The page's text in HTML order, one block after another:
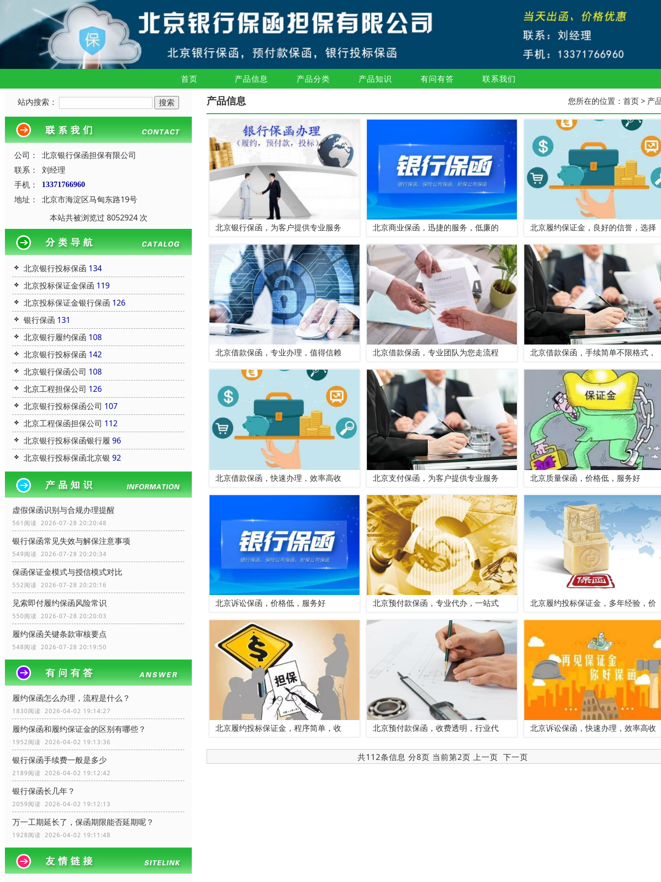
首页 产品信息 产品分类 产品知识 有问有答 联系我们
站内搜索：
公司：
北京银行保函担保有限公司
联系：
刘经理
手机：
13371766960
地址：
北京市海淀区马甸东路19号
本站共被浏览过 8052924 次
北京银行投标保函 134
北京投标保证金保函 119
北京投标保证金银行保函 126
银行保函 131
北京银行履约保函 108
北京银行投标保函 142
北京银行保函公司 108
北京工程担保公司 126
北京银行投标保函公司 107
北京工程保函担保公司 112
北京银行投标保函银行履 96
北京银行投标保函北京银 92
虚假保函识别与合规办理提醒
561阅读 2026-07-28 20:20:48
银行保函常见失效与解保注意事项
549阅读 2026-07-28 20:20:34
保函保证金模式与授信模式对比
552阅读 2026-07-28 20:20:16
见索即付履约保函风险常识
550阅读 2026-07-28 20:20:03
履约保函关键条款审核要点
548阅读 2026-07-28 20:19:50
履约保函怎么办理，流程是什么？
1830阅读 2026-04-02 19:14:27
履约保函和履约保证金的区别有哪些？
1952阅读 2026-04-02 19:13:36
银行保函手续费一般是多少
2189阅读 2026-04-02 19:12:42
银行保函长几年？
2059阅读 2026-04-02 19:12:13
万一工期延长了，保函期限能否延期呢？
1928阅读 2026-04-02 19:11:48
产品信息 您所在的位置： 首页> 产
北京银行保函，为客户提供专业服务 北京商业保函，迅捷的服务，低廉的 北京履约保证金，良好的信誉，选择
北京借款保函，专业办理，值得信赖 北京借款保函，专业团队为您走流程 北京借款保函，手续简单不限格式，
北京借款保函，快速办理，效率高收 北京支付保函，为客户提供专业服务 北京质量保函，价格低，服务好
北京诉讼保函，价格低，服务好 北京预付款保函，专业代办，一站式 北京履约投标保证金，多年经验，价
北京履约投标保证金，程序简单，收 北京预付款保函，收费透明，行业代 北京诉讼保函，快速办理，效率高收
共112条信息 分8页 当前第2页 上一页 下一页